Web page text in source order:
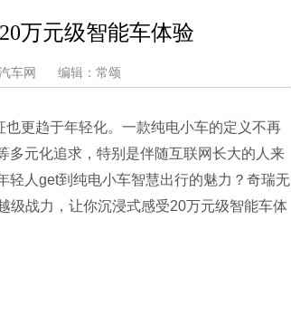
万元级智能车体验
汽车网 编辑：常颂
更趋于年轻化。一款纯电小车的定义不再
多元化追求，特别是伴随互联网长大的人来
轻人get到纯电小车智慧出行的魅力？奇瑞无
级战力，让你沉浸式感受20万元级智能车体